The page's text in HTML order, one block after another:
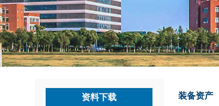
资料下载 装备资产